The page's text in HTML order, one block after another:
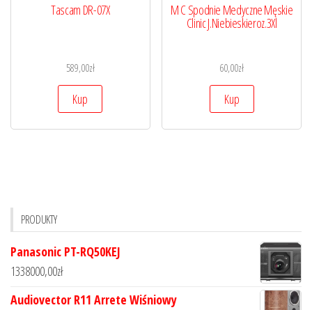
Tascam DR-07X
589,00zł
Kup
M C Spodnie Medyczne Męskie
Clinic J.Niebieskieroz.3Xl
60,00zł
Kup
PRODUKTY
Panasonic PT-RQ50KEJ
1338000,00zł
Audiovector R11 Arrete Wiśniowy